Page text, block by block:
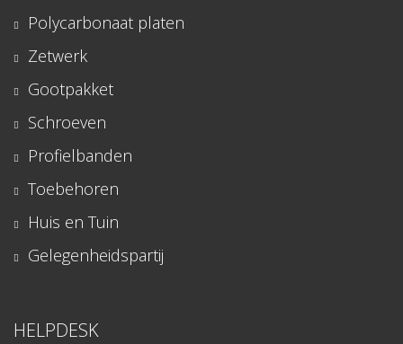
Polycarbonaat platen
Zetwerk
Gootpakket
Schroeven
Profielbanden
Toebehoren
Huis en Tuin
Gelegenheidspartij
HELPDESK